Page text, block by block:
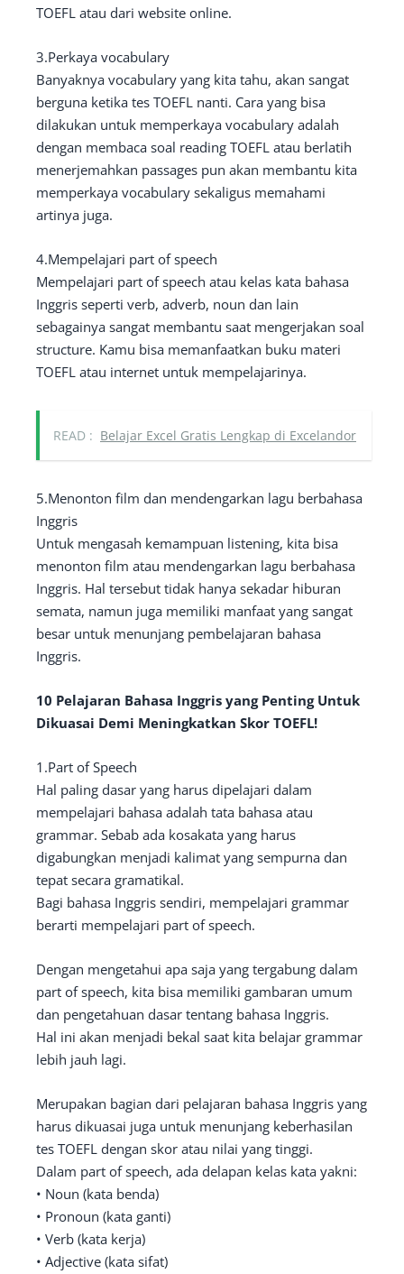
TOEFL atau dari website online.
3.Perkaya vocabulary
Banyaknya vocabulary yang kita tahu, akan sangat
berguna ketika tes TOEFL nanti. Cara yang bisa
dilakukan untuk memperkaya vocabulary adalah
dengan membaca soal reading TOEFL atau berlatih
menerjemahkan passages pun akan membantu kita
memperkaya vocabulary sekaligus memahami
artinya juga.
4.Mempelajari part of speech
Mempelajari part of speech atau kelas kata bahasa
Inggris seperti verb, adverb, noun dan lain
sebagainya sangat membantu saat mengerjakan soal
structure. Kamu bisa memanfaatkan buku materi
TOEFL atau internet untuk mempelajarinya.
READ : Belajar Excel Gratis Lengkap di Excelandor
5.Menonton film dan mendengarkan lagu berbahasa
Inggris
Untuk mengasah kemampuan listening, kita bisa
menonton film atau mendengarkan lagu berbahasa
Inggris. Hal tersebut tidak hanya sekadar hiburan
semata, namun juga memiliki manfaat yang sangat
besar untuk menunjang pembelajaran bahasa
Inggris.
10 Pelajaran Bahasa Inggris yang Penting Untuk
Dikuasai Demi Meningkatkan Skor TOEFL!
1.Part of Speech
Hal paling dasar yang harus dipelajari dalam
mempelajari bahasa adalah tata bahasa atau
grammar. Sebab ada kosakata yang harus
digabungkan menjadi kalimat yang sempurna dan
tepat secara gramatikal.
Bagi bahasa Inggris sendiri, mempelajari grammar
berarti mempelajari part of speech.
Dengan mengetahui apa saja yang tergabung dalam
part of speech, kita bisa memiliki gambaran umum
dan pengetahuan dasar tentang bahasa Inggris.
Hal ini akan menjadi bekal saat kita belajar grammar
lebih jauh lagi.
Merupakan bagian dari pelajaran bahasa Inggris yang
harus dikuasai juga untuk menunjang keberhasilan
tes TOEFL dengan skor atau nilai yang tinggi.
Dalam part of speech, ada delapan kelas kata yakni:
• Noun (kata benda)
• Pronoun (kata ganti)
• Verb (kata kerja)
• Adjective (kata sifat)